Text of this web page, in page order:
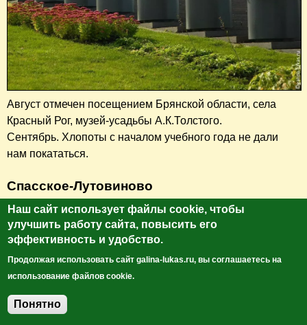
Август отмечен посещением Брянской области, села
Красный Рог, музей-усадьбы А.К.Толстого.
Сентябрь. Хлопоты с началом учебного года не дали
нам покататься.
Спасское-Лутовиново
В октябре мы снова собрались в Спасское-Лутовиново
Не поленюсь сказать еще раз, что
Наш сайт использует файлы cookie, чтобы
улучшить работу сайта, повысить его
эффективность и удобство.
Продолжая использовать сайт galina-lukas.ru, вы соглашаетесь на
использование файлов cookie.
Понятно